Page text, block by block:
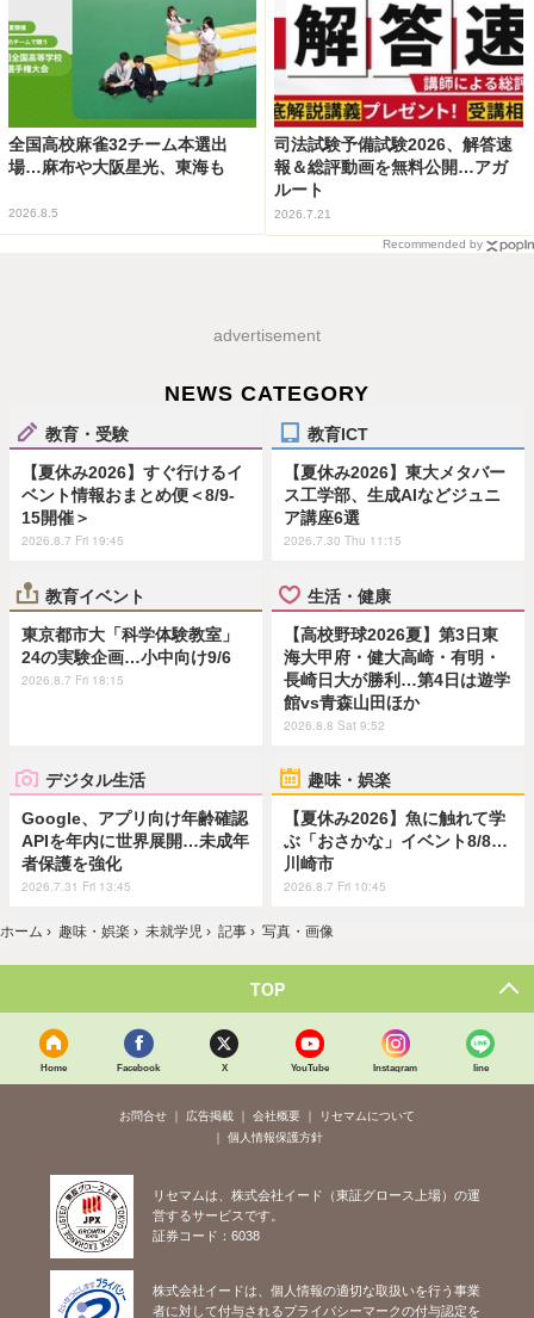
全国高校麻雀32チーム本選出
場…麻布や大阪星光、東海も
2026.8.5
司法試験予備試験2026、解答速
報＆総評動画を無料公開…アガ
ルート
2026.7.21
Recommended by
advertisement
NEWS CATEGORY
教育・受験
【夏休み2026】すぐ行けるイ
ベント情報おまとめ便＜8/9-
15開催＞
2026.8.7 Fri 19:45
教育ICT
【夏休み2026】東大メタバー
ス工学部、生成AIなどジュニ
ア講座6選
2026.7.30 Thu 11:15
教育イベント
東京都市大「科学体験教室」
24の実験企画…小中向け9/6
2026.8.7 Fri 18:15
生活・健康
【高校野球2026夏】第3日東
海大甲府・健大高崎・有明・
長崎日大が勝利…第4日は遊学
館vs青森山田ほか
2026.8.8 Sat 9:52
デジタル生活
Google、アプリ向け年齢確認
APIを年内に世界展開…未成年
者保護を強化
2026.7.31 Fri 13:45
趣味・娯楽
【夏休み2026】魚に触れて学
ぶ「おさかな」イベント8/8…
川崎市
2026.8.7 Fri 10:45
ホーム › 趣味・娯楽 › 未就学児 › 記事 › 写真・画像
TOP
Home Facebook X YouTube Instagram line
お問合せ 広告掲載 会社概要
リセマムについて
個人情報保護方針
リセマムは、株式会社イード（東証グロース上場）の運
営するサービスです。
証券コード：6038
株式会社イードは、個人情報の適切な取扱いを行う事業
者に対して付与されるプライバシーマークの付与認定を